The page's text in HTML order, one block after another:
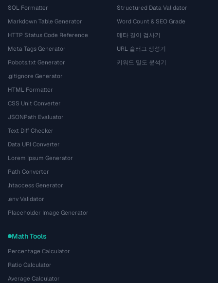
SQL Formatter
Markdown Table Generator
HTTP Status Code Reference
Meta Tags Generator
Robots.txt Generator
.gitignore Generator
HTML Formatter
CSS Unit Converter
JSONPath Evaluator
Text Diff Checker
Data URI Converter
Lorem Ipsum Generator
Path Converter
.htaccess Generator
.env Validator
Placeholder Image Generator
Structured Data Validator
Word Count & SEO Grade
메타 길이 검사기
URL 슬러그 생성기
키워드 밀도 분석기
Math Tools
Percentage Calculator
Ratio Calculator
Average Calculator